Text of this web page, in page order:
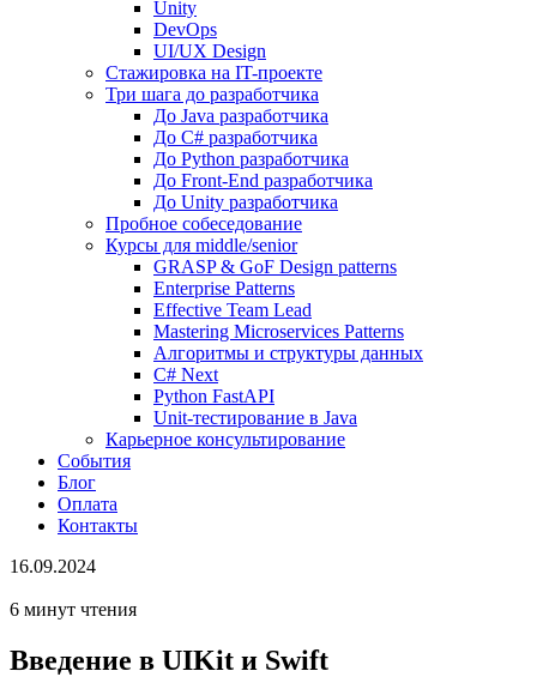
Unity
DevOps
UI/UX Design
Стажировка на IT-проекте
Три шага до разработчика
До Java разработчика
До C# разработчика
До Python разработчика
До Front-End разработчика
До Unity разработчика
Пробное собеседование
Курсы для middle/senior
GRASP & GoF Design patterns
Enterprise Patterns
Effective Team Lead
Mastering Microservices Patterns
Алгоритмы и структуры данных
C# Next
Python FastAPI
Unit-тестирование в Java
Карьерное консультирование
События
Блог
Оплата
Контакты
16.09.2024
6 минут чтения
Введение в UIKit и Swift